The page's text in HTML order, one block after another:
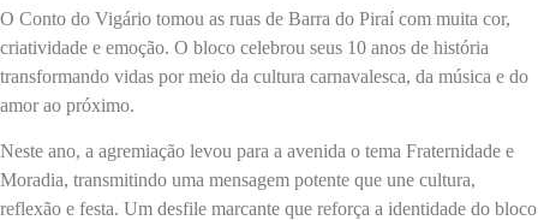
O Conto do Vigário tomou as ruas de Barra do Piraí com muita cor,
criatividade e emoção. O bloco celebrou seus 10 anos de história
transformando vidas por meio da cultura carnavalesca, da música e do
amor ao próximo.
Neste ano, a agremiação levou para a avenida o tema Fraternidade e
Moradia, transmitindo uma mensagem potente que une cultura,
reflexão e festa. Um desfile marcante que reforça a identidade do bloco